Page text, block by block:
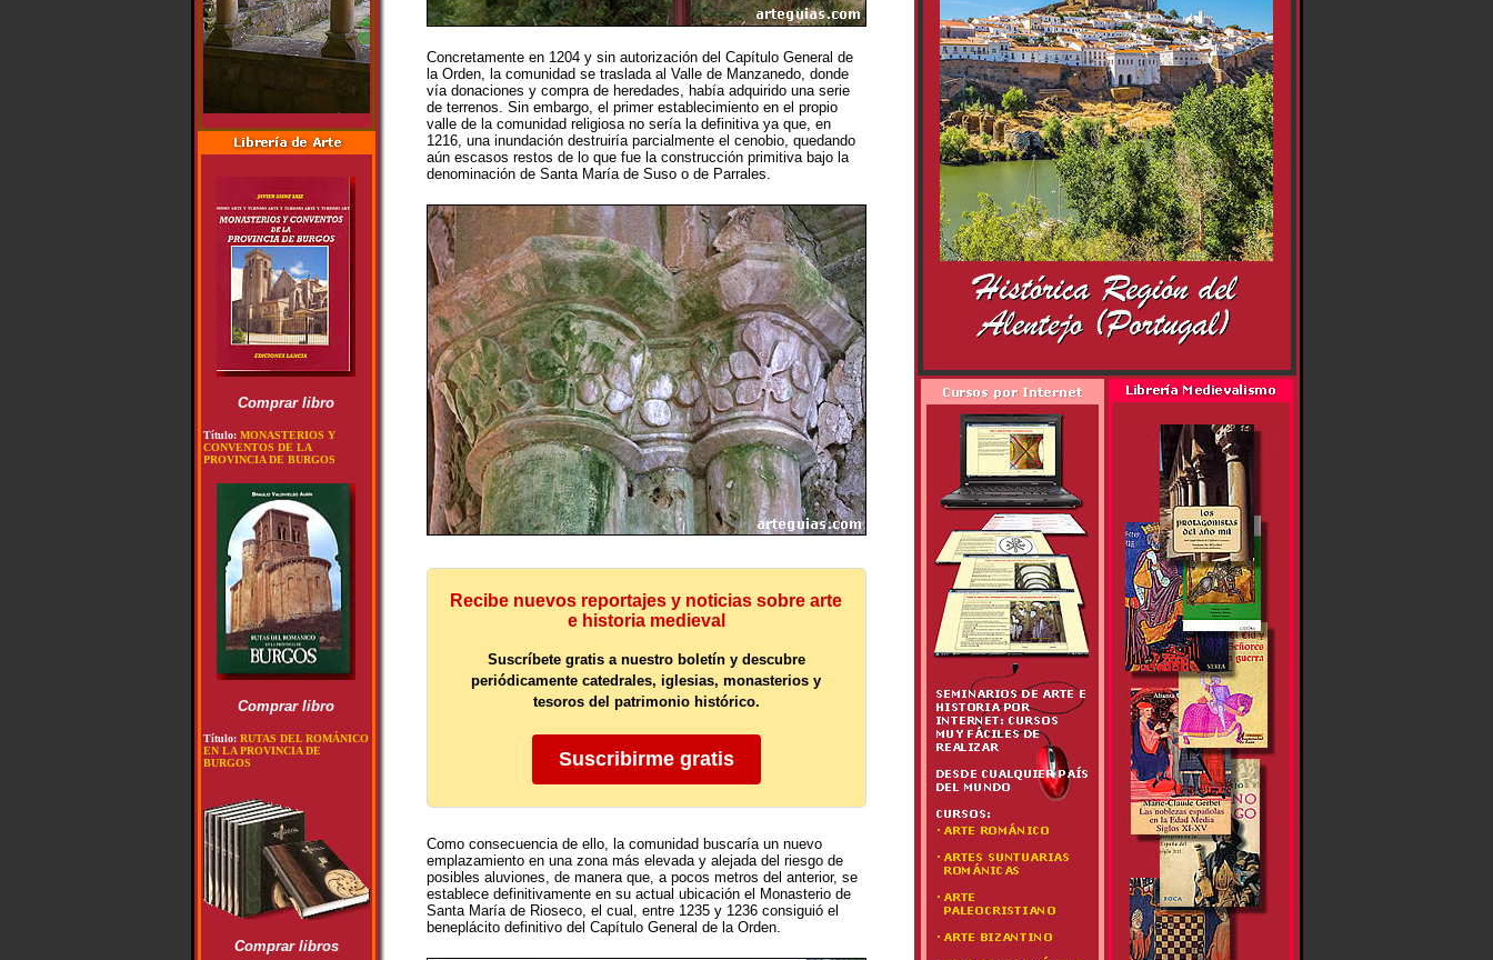
Comprar libro
Título: MONASTERIOS Y
CONVENTOS DE LA
PROVINCIA DE BURGOS
Comprar libro
Título: RUTAS DEL ROMÁNICO
EN LA PROVINCIA DE
BURGOS
Comprar libros
Concretamente en 1204 y sin autorización del Capítulo General de
la Orden, la comunidad se traslada al Valle de Manzanedo, donde
vía donaciones y compra de heredades, había adquirido una serie
de terrenos. Sin embargo, el primer establecimiento en el propio
valle de la comunidad religiosa no sería la definitiva ya que, en
1216, una inundación destruiría parcialmente el cenobio, quedando
aún escasos restos de lo que fue la construcción primitiva bajo la
denominación de Santa María de Suso o de Parrales.
Recibe nuevos reportajes y noticias sobre arte
e historia medieval
Suscríbete gratis a nuestro boletín y descubre
periódicamente catedrales, iglesias, monasterios y
tesoros del patrimonio histórico.
Suscribirme gratis
Como consecuencia de ello, la comunidad buscaría un nuevo
emplazamiento en una zona más elevada y alejada del riesgo de
posibles aluviones, de manera que, a pocos metros del anterior, se
establece definitivamente en su actual ubicación el Monasterio de
Santa María de Rioseco, el cual, entre 1235 y 1236 consiguió el
beneplácito definitivo del Capítulo General de la Orden.